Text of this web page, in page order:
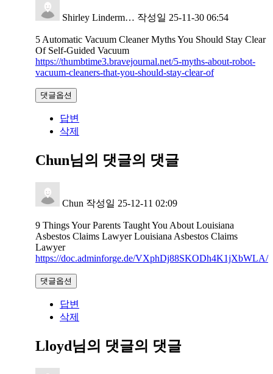
Shirley Linderm… 작성일 25-11-30 06:54
5 Automatic Vacuum Cleaner Myths You Should Stay Clear
Of Self-Guided Vacuum
https://thumbtime3.bravejournal.net/5-myths-about-robot-
vacuum-cleaners-that-you-should-stay-clear-of
댓글옵션
답변
삭제
Chun님의 댓글의 댓글
Chun 작성일 25-12-11 02:09
9 Things Your Parents Taught You About Louisiana
Asbestos Claims Lawyer Louisiana Asbestos Claims
Lawyer
https://doc.adminforge.de/VXphDj88SKODh4K1jXbWLA/
댓글옵션
답변
삭제
Lloyd님의 댓글의 댓글